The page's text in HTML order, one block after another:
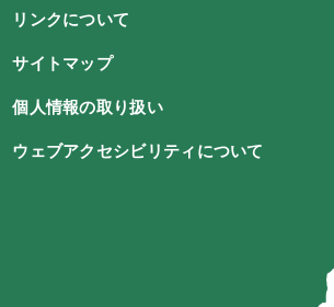
リンクについて
サイトマップ
個人情報の取り扱い
ウェブアクセシビリティについて